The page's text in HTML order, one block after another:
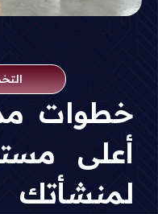
خطوات
أعلى
لمنشأتك